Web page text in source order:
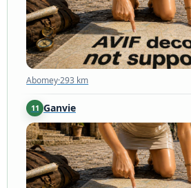
Abomey·293 km
11 Ganvie
Ganvie·295 km